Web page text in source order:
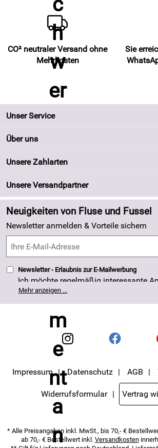
CO² neutraler Versand ohne
Mehrkosten
Sie
Unser Service
Kontakt
Kundeninformationen
Newsletter
Zahlung und Versand
Kundenlogin
Über uns
Unsere Bestseller
Neu
Angebote
Made in Germany
4,8/5*****
Unsere Zahlarten
Unsere Versandpartner
Neuigkeiten von Fluse und Fussel
Newsletter anmelden & Vorteile sichern
Newsletter - Erlaubnis zur E-Mailwerbung
Ich möchte regelmäßig interessante
erhalten. Meine E-Mail-Adresse wird nicht an andere
Unternehmen weitergegeben. Die
Nutzung meiner E-Mail- Adresse für
Datenschutzerklärung habe ich zur
genommen.
Mehr anzeigen ...
Impressum Datenschutz AGB
Widerrufsformular Vertrag
* Alle Preisangaben inkl. MwSt., bis 70,- €
ab 70,- € Bestellwert inkl. Versandkosten